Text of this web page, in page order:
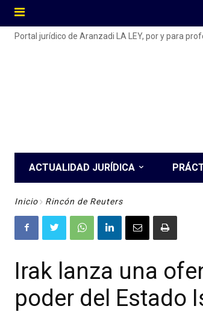
Portal jurídico de Aranzadi LA LEY, por y para
ACTUALIDAD JURÍDICA
Inicio Rincón de Reuters
Irak lanza una
poder del Estado